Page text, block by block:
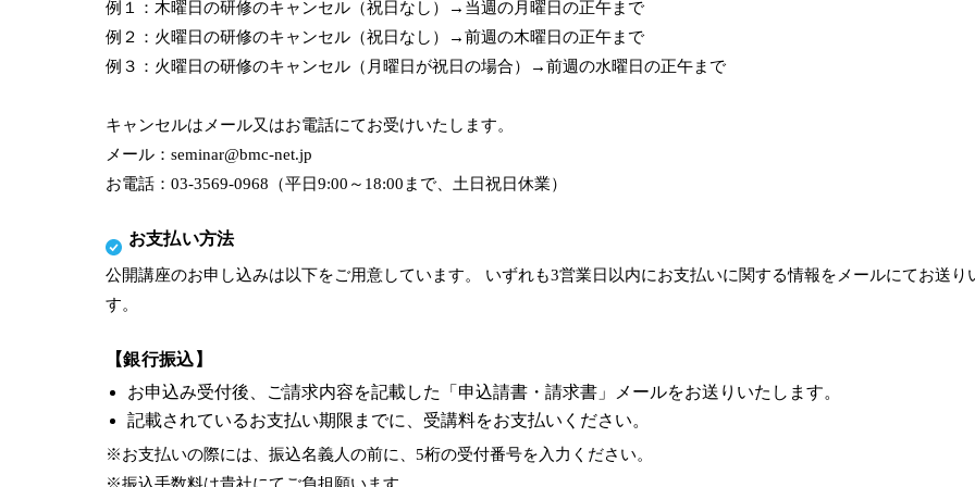
例１：木曜日の研修のキャンセル（祝日なし）→当週の月曜日の正午まで
例２：火曜日の研修のキャンセル（祝日なし）→前週の木曜日の正午まで
例３：火曜日の研修のキャンセル（月曜日が祝日の場合）→前週の水曜日の正午まで
キャンセルはメール又はお電話にてお受けいたします。
メール：seminar@bmc-net.jp
お電話：03-3569-0968（平日9:00～18:00まで、土日祝日休業）
お支払い方法
公開講座のお申し込みは以下をご用意しています。 いずれも3営業日以内にお支払いに関する情報をメールにてお送り
す。
【銀行振込】
お申込み受付後、ご請求内容を記載した「申込請書・請求書」メールをお送りいたします。
記載されているお支払い期限までに、受講料をお支払いください。
※お支払いの際には、振込名義人の前に、5桁の受付番号を入力ください。